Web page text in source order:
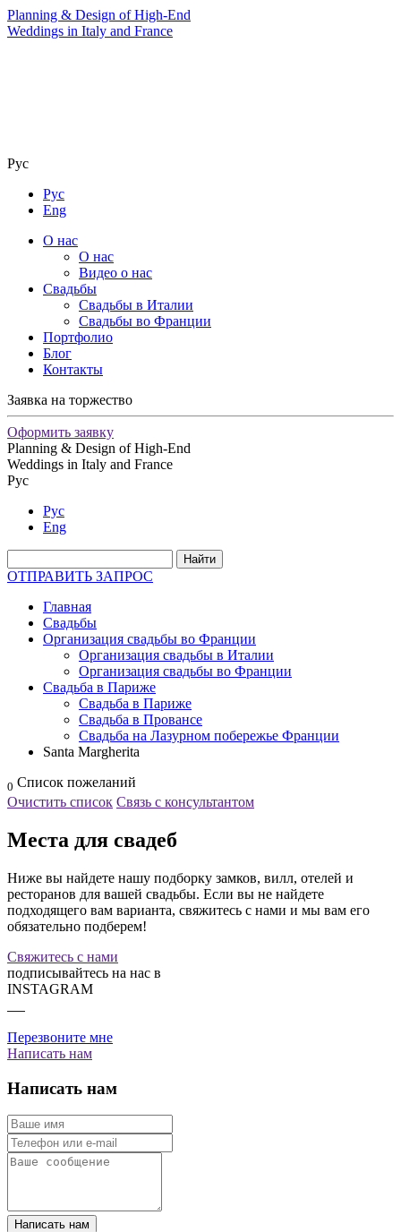
Planning & Design of High-End
Weddings in Italy and France
Рус
Рус
Eng
О нас
О нас
Видео о нас
Свадьбы
Свадьбы в Италии
Свадьбы во Франции
Портфолио
Блог
Контакты
Заявка на торжество
Оформить заявку
Planning & Design of High-End
Weddings in Italy and France
Рус
Рус
Eng
ОТПРАВИТЬ ЗАПРОС
Главная
Свадьбы
Организация свадьбы во Франции
Организация свадьбы в Италии
Организация свадьбы во Франции
Свадьба в Париже
Свадьба в Париже
Свадьба в Провансе
Свадьба на Лазурном побережье Франции
Santa Margherita
0 Список пожеланий
Очистить список Связь с консультантом
Места для свадеб
Ниже вы найдете нашу подборку замков, вилл, отелей и
ресторанов для вашей свадьбы. Если вы не найдете
подходящего вам варианта, свяжитесь с нами и мы вам его
обязательно подберем!
Свяжитесь с нами
подписывайтесь на нас в
INSTAGRAM
Перезвоните мне
Написать нам
Написать нам